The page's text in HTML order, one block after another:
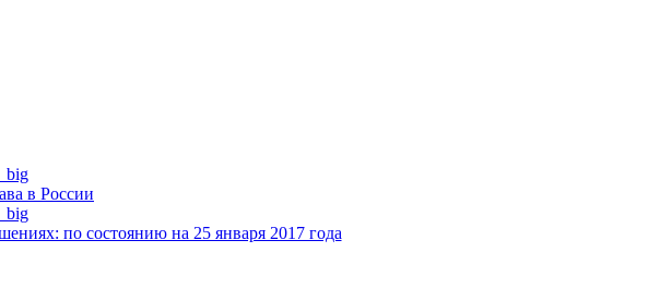
в России
по состоянию на 25 января 2017 года